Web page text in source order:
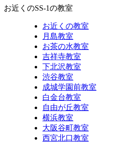
お近くのSS-1の教室
お近くの教室
月島教室
お茶の水教室
吉祥寺教室
下北沢教室
渋谷教室
成城学園前教室
白金台教室
自由が丘教室
横浜教室
大阪谷町教室
西宮北口教室